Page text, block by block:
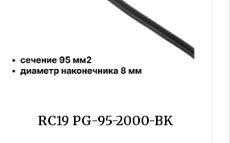
RC19 PG-95-2000-BK